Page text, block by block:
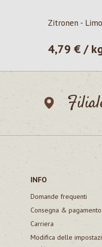
Zitronen -
Prezzo
4,79 € /
INFO
Domande frequenti
Consegna & pagamento
Carriera
Modifica delle